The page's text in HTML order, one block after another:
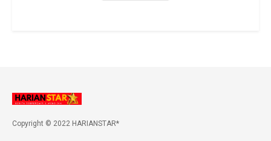
Copyright © 2022 HARIANSTAR*